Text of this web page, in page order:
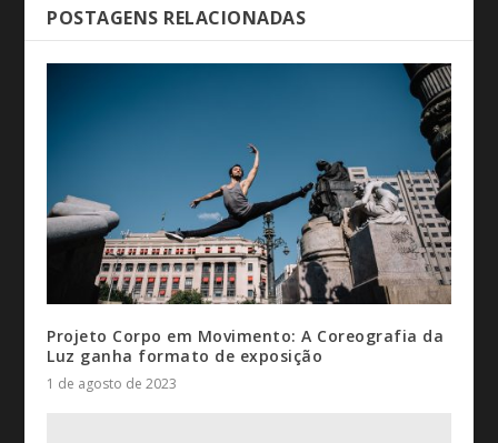
POSTAGENS RELACIONADAS
Projeto Corpo em Movimento: A Coreografia da
Luz ganha formato de exposição
1 de agosto de 2023